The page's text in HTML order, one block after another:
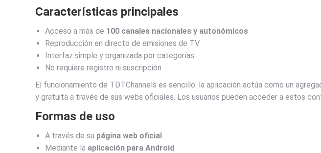
Características principales
Acceso a más de 100 canales nacionales y autonómicos
Reproducción en directo de emisiones de TV
Interfaz simple y organizada por categorías
No requiere registro ni suscripción
El funcionamiento de TDTChannels es sencillo: la aplicación actúa como un
y gratuita a través de sus webs oficiales. Los usuarios pueden acceder a estos
Formas de uso
A través de su página web oficial
Mediante la aplicación para Android